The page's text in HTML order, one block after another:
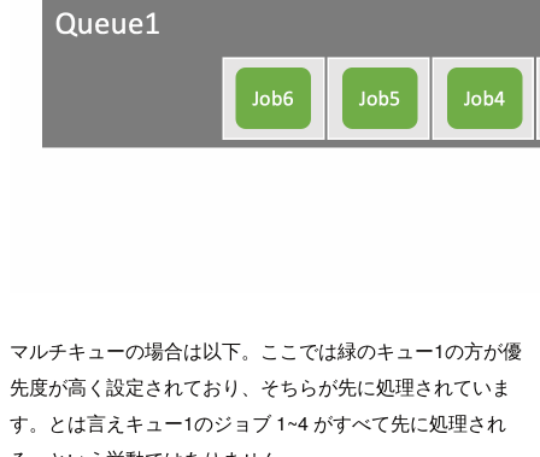
マルチキューの場合は以下。ここでは緑のキュー1の方が優
先度が高く設定されており、そちらが先に処理されていま
す。とは言えキュー1のジョブ 1~4 がすべて先に処理され